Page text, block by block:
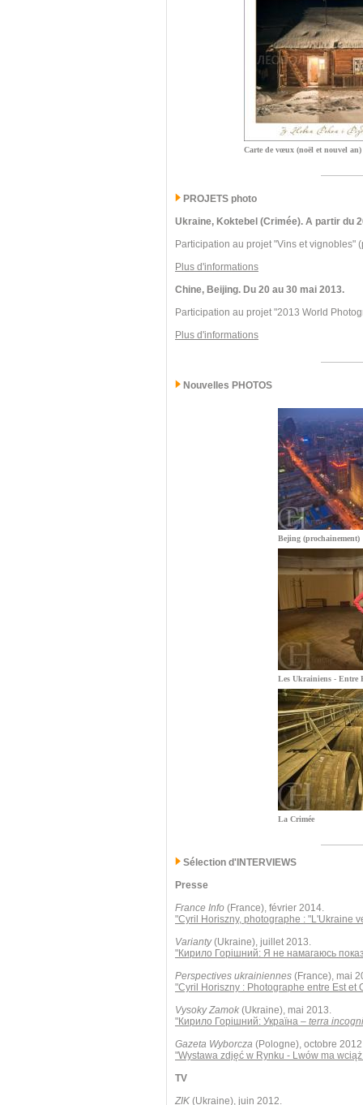
Carte de vœux (noël et nouvel an)
PROJETS photo
Ukraine, Koktebel (Crimée). A partir du
Participation au projet "Vins et vignobles"
Plus d'informations
Chine, Beijing. Du 20 au 30 mai 2013.
Participation au projet "2013 World
Plus d'informations
Nouvelles PHOTOS
Bejing (prochainement)
Les Ukrainiens - Entre
La Crimée
Sélection d'INTERVIEWS
Presse
France Info (France), février 2014.
"Cyril Horiszny, photographe : "L'Ukraine
Varianty(Ukraine), juillet 2013.
"Кирило Горішний: Я не намагаюсь
Perspectives ukrainiennes (France), mai
"Cyril Horiszny : Photographe entre Est et
Vysoky Zamok (Ukraine), mai 2013.
"Кирило Горішний: Україна – terra
Gazeta Wyborcza (Pologne), octobre
"Wystawa zdjęć w Rynku - Lwów ma
TV
ZIK (Ukraine), juin 2012.